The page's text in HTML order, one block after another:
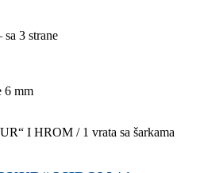
3 strane
6 mm